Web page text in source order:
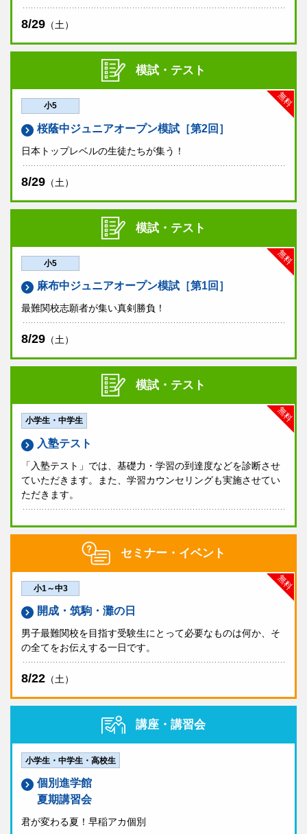
8/29 （土）
模試・テスト
無料
小5
桜蔭中ジュニアオープン模試［第2回］
日本トップレベルの生徒たちが集う！
8/29 （土）
模試・テスト
無料
小5
麻布中ジュニアオープン模試［第1回］
最難関校志願者が集い真剣勝負！
8/29 （土）
模試・テスト
無料
小学生・中学生
入塾テスト
「入塾テスト」では、基礎力・学習の到達度などを診断させ
ていただきます。また、学習カウンセリングも実施させてい
ただきます。
セミナー・イベント
無料
小1～中3
開成・筑駒・灘の日
男子最難関校を目指す受験生にとって必要なものは何か、そ
の全てをお伝えする一日です。
8/22 （土）
講座・講習会
小学生・中学生・高校生
個別進学館
夏期講習会
君が変わる夏！早稲アカ個別